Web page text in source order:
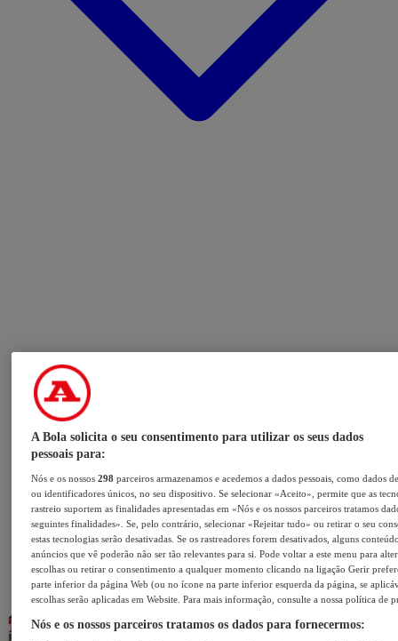
A Bola solicita o seu consentimento para utilizar os seus dados
pessoais para:
Nós e os nossos298 parceiros armazenamos e acedemos a dados pessoais, como dados
ou identificadores únicos, no seu dispositivo. Se selecionar «Aceito», permite que as
rastreio suportem as finalidades apresentadas em «Nós e os nossos parceiros tratamos
seguintes finalidades». Se, pelo contrário, selecionar «Rejeitar tudo» ou retirar o seu
estas tecnologias serão desativadas. Se os rastreadores forem desativados, alguns
anúncios que vê poderão não ser tão relevantes para si. Pode voltar a este menu para
escolhas ou retirar o consentimento a qualquer momento clicando na ligação Gerir
parte inferior da página Web (ou no ícone na parte inferior esquerda da página, se
escolhas serão aplicadas em Website. Para mais informação, consulte a nossa política de
Nós e os nossos parceiros tratamos os dados para fornecermos: